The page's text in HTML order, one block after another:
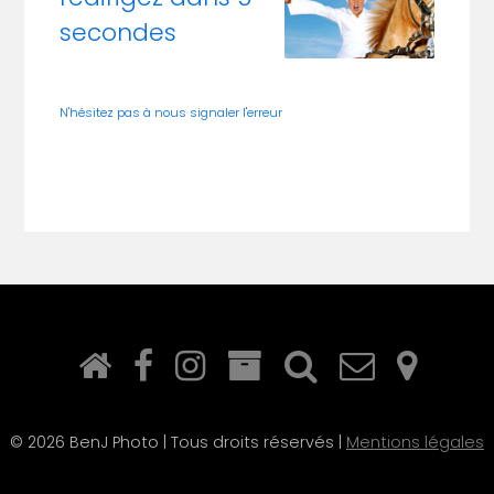
secondes
N'hésitez pas à nous signaler l'erreur
© 2026 BenJ Photo | Tous droits réservés | Mentions légales